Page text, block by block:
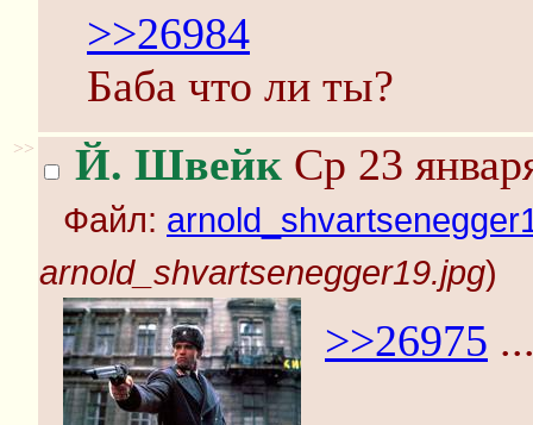
>>26984
Баба что ли ты?
>> Й. Швейк Ср 23
Файл:
arnold_shvartsenegger19.jpg)
>>26975